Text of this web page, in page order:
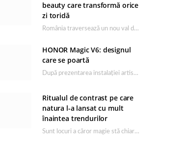
beauty care transformă orice
zi toridă
România traversează un nou val de căldură, iar rutina de îngrijire capătă un rol esențial…
HONOR Magic V6: designul
care se poartă
După prezentarea instalației artistice semnată de Catrinel Săbăciag în cadrul evenimentului de lansare HONOR Magic…
Ritualul de contrast pe care
natura l-a lansat cu mult
înaintea trendurilor
Sunt locuri a căror magie stă chiar în firea lor naturală, iar Lacul Ursu din…